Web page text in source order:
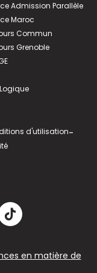
Admission Parallèle
Maroc
Commun
Grenoble
d'utilisation-
en matière de